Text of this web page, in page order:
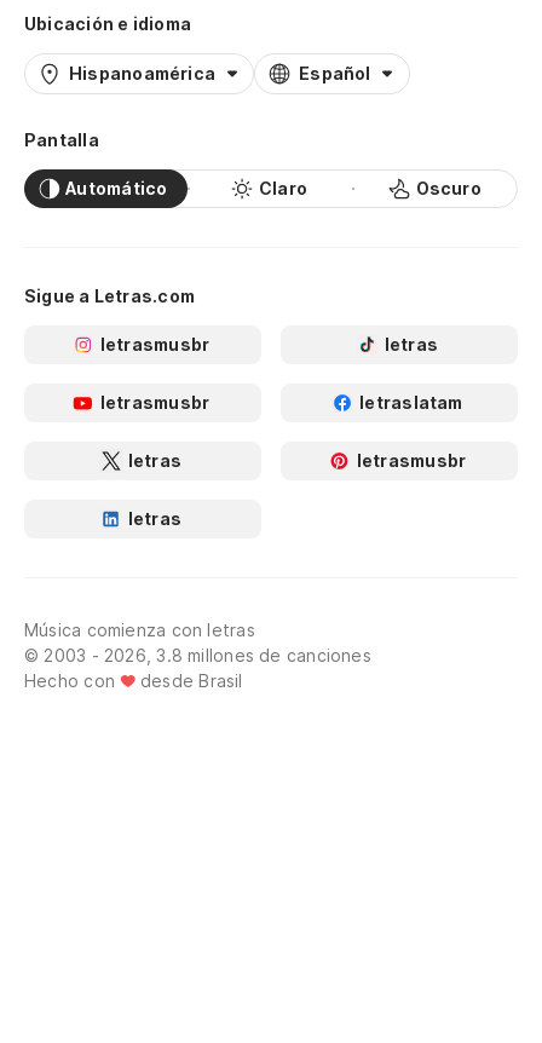
Ubicación e idioma
Hispanoamérica Español
Pantalla
Automático Claro Oscuro
Sigue a Letras.com
letrasmusbr letras
letrasmusbr letraslatam
letras letrasmusbr
letras
Música comienza con letras
© 2003 - 2026, 3.8 millones de canciones
Hecho con
desde Brasil